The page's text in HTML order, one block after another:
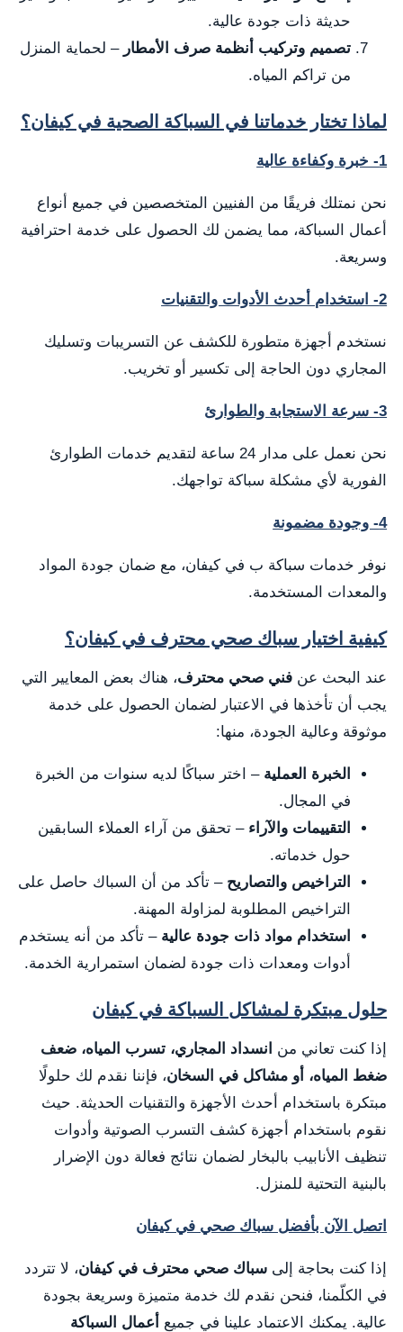
حديثة ذات جودة عالية.
تصميم وتركيب أنظمة صرف الأمطار – لحماية المنزل
من تراكم المياه.
لماذا تختار خدماتنا في السباكة الصحية في كيفان؟
1- خبرة وكفاءة عالية
نحن نمتلك فريقًا من الفنيين المتخصصين في جميع أنواع
أعمال السباكة، مما يضمن لك الحصول على خدمة احترافية
وسريعة.
2- استخدام أحدث الأدوات والتقنيات
نستخدم أجهزة متطورة للكشف عن التسريبات وتسليك
المجاري دون الحاجة إلى تكسير أو تخريب.
3- سرعة الاستجابة والطوارئ
نحن نعمل على مدار 24 ساعة لتقديم خدمات الطوارئ
الفورية لأي مشكلة سباكة تواجهك.
4- وجودة مضمونة
نوفر خدمات سباكة ب في كيفان، مع ضمان جودة المواد
والمعدات المستخدمة.
كيفية اختيار سباك صحي محترف في كيفان؟
عند البحث عن فني صحي محترف، هناك بعض المعايير التي
يجب أن تأخذها في الاعتبار لضمان الحصول على خدمة
موثوقة وعالية الجودة، منها:
الخبرة العملية – اختر سباكًا لديه سنوات من الخبرة
في المجال.
التقييمات والآراء – تحقق من آراء العملاء السابقين
حول خدماته.
التراخيص والتصاريح – تأكد من أن السباك حاصل على
التراخيص المطلوبة لمزاولة المهنة.
استخدام مواد ذات جودة عالية – تأكد من أنه يستخدم
أدوات ومعدات ذات جودة لضمان استمرارية الخدمة.
حلول مبتكرة لمشاكل السباكة في كيفان
إذا كنت تعاني من
انسداد المجاري، تسرب المياه، ضعف
ضغط المياه، أو مشاكل في السخان، فإننا نقدم لك حلولًا
مبتكرة باستخدام أحدث الأجهزة والتقنيات الحديثة. حيث
نقوم باستخدام أجهزة كشف التسرب الصوتية وأدوات
تنظيف الأنابيب بالبخار لضمان نتائج فعالة دون الإضرار
بالبنية التحتية للمنزل.
اتصل الآن بأفضل سباك صحي في كيفان
إذا كنت بحاجة إلى سباك صحي محترف في كيفان، لا تتردد
في الكلّمنا، فنحن نقدم لك خدمة متميزة وسريعة بجودة
عالية. يمكنك الاعتماد علينا في جميع أعمال السباكة